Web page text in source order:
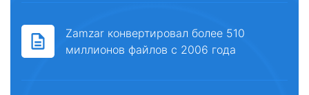
Zamzar конвертировал более 510
миллионов файлов с 2006 года